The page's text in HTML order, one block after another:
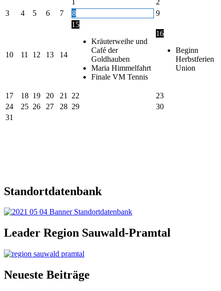
3
4 5 6 7 8 9
10 11 12 13 14
15
Kräuterweihe und
Café der
Goldhauben
Maria Himmelfahrt
Finale VM Tennis
16
Beginn
Herbstferien
Union
17 18 19 20 21 22
23
24
25 26 27 28 29
30
31
Standortdatenbank
Leader Region Sauwald-Pramtal
Neueste Beiträge